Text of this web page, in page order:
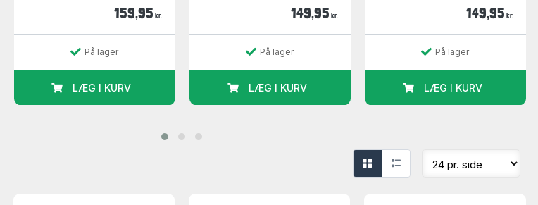
159,95 kr.
På lager
LÆG I KURV
149,95 kr.
På lager
LÆG I KURV
149,95 kr.
På lager
LÆG I KURV